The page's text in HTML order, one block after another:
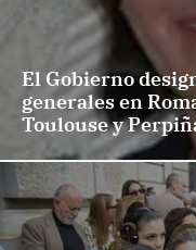
El Gobierno
generales en
Toulouse y